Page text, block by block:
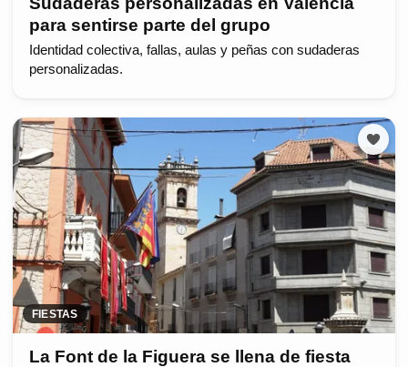
para sentirse parte del grupo
Identidad colectiva, fallas, aulas y peñas con sudaderas
personalizadas.
FIESTAS
La Font de la Figuera se llena de fiesta